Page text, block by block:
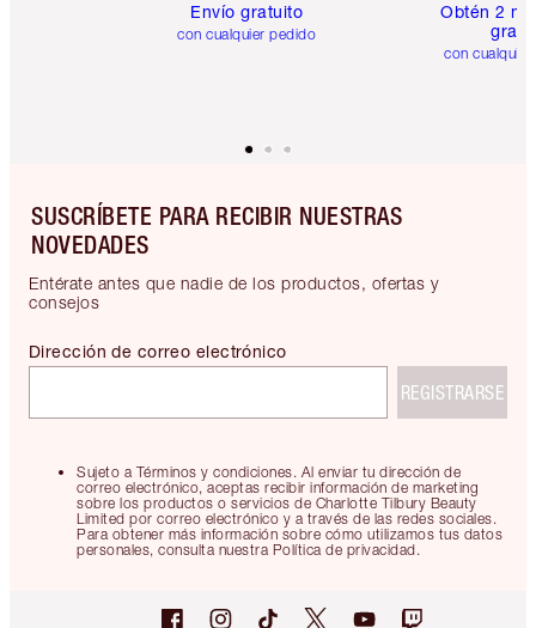
Envío gratuito
con cualquier pedido
Obtén 2
gratis
con
SUSCRÍBETE PARA RECIBIR NUESTRAS
NOVEDADES
Entérate antes que nadie de los productos, ofertas y
consejos
Sujeto a Términos y condiciones. Al enviar tu dirección de
correo electrónico, aceptas recibir información de marketing
sobre los productos o servicios de Charlotte Tilbury Beauty
Limited por correo electrónico y a través de las redes sociales.
Para obtener más información sobre cómo utilizamos tus datos
personales, consulta nuestra Política de privacidad.
Dirección de correo electrónico
REGISTRARSE